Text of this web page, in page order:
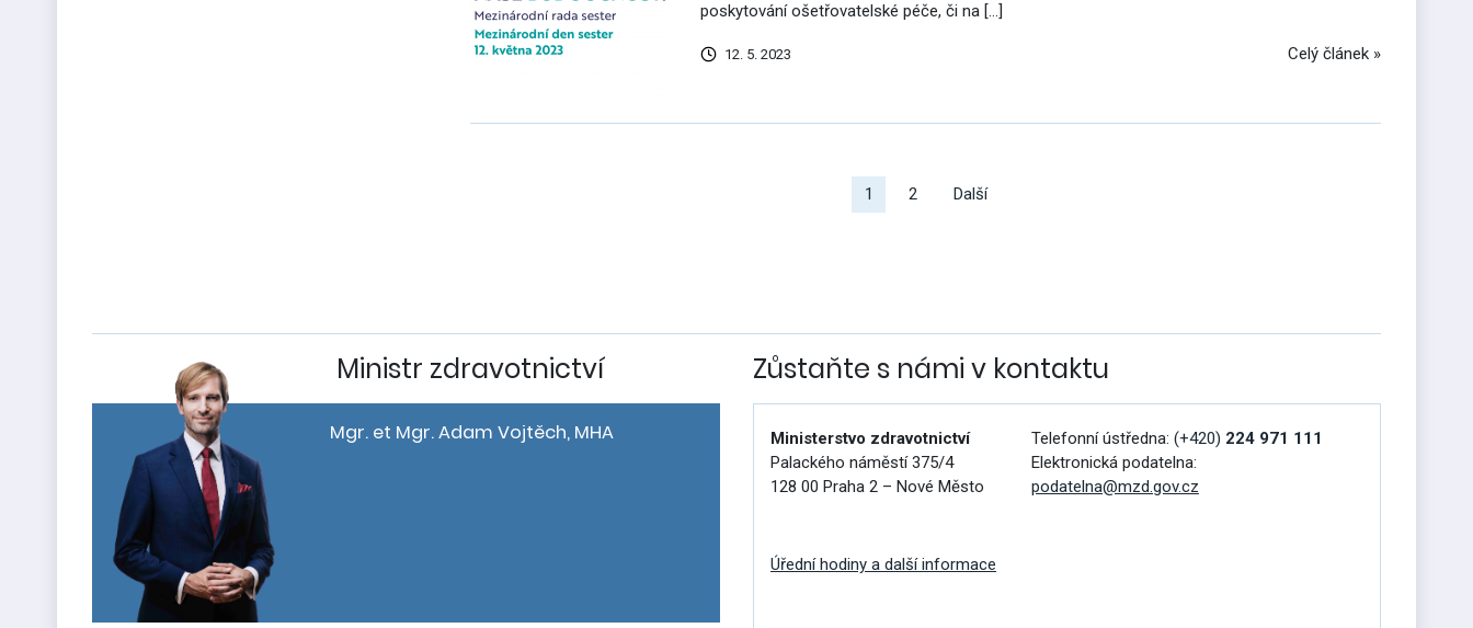
poskytování ošetřovatelské péče, či na […]
12. 5. 2023 Celý článek »
1 2 Další
Ministr zdravotnictví
Mgr. et Mgr. Adam Vojtěch, MHA
Zůstaňte s námi v kontaktu
Ministerstvo zdravotnictví
Palackého náměstí 375/4
128 00 Praha 2 – Nové Město
Telefonní ústředna: (+420) 224 971 111
Elektronická podatelna:
podatelna@mzd.gov.cz
Úřední hodiny a další informace